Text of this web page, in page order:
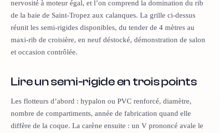
nervosité à moteur égal, et l’on comprend la domination du rib
de la baie de Saint-Tropez aux calanques. La grille ci-dessus
réunit les semi-rigides disponibles, du tender de 4 mètres au
maxi-rib de croisière, en neuf déstocké, démonstration de salon
et occasion contrôlée.
Lire un semi-rigide en trois points
Les flotteurs d’abord : hypalon ou PVC renforcé, diamètre,
nombre de compartiments, année de fabrication quand elle
diffère de la coque. La carène ensuite : un V prononcé avale le